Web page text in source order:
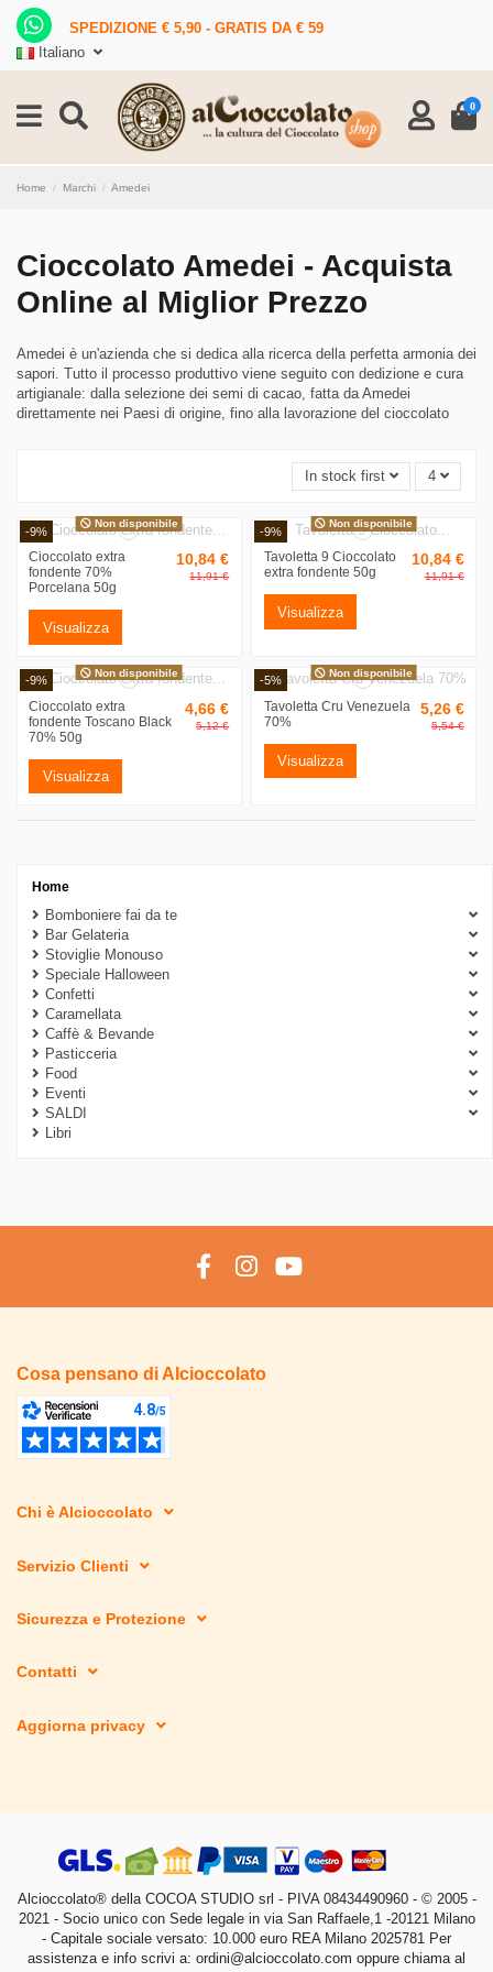
SPEDIZIONE € 5,90 - GRATIS DA € 59
Italiano
0
Home Marchi Amedei
Cioccolato Amedei - Acquista
Online al Miglior Prezzo
Amedei è un'azienda che si dedica alla ricerca della perfetta armonia dei
sapori. Tutto il processo produttivo viene seguito con dedizione e cura
artigianale: dalla selezione dei semi di cacao, fatta da Amedei
direttamente nei Paesi di origine, fino alla lavorazione del cioccolato
In stock first 4
-9%
Non disponibile
Cioccolato extra
fondente 70%
Porcelana 50g
10,84 €
11,91 €
Visualizza
-9%
Non disponibile
Tavoletta 9 Cioccolato
extra fondente 50g
10,84 €
11,91 €
Visualizza
-9%
Non disponibile
Cioccolato extra
fondente Toscano Black
70% 50g
4,66 €
5,12 €
Visualizza
-5%
Non disponibile
Tavoletta Cru Venezuela
70%
5,26 €
5,54 €
Visualizza
Categorie
Food
4
Prezzo
€ €
Home
Bomboniere fai da te
Bar Gelateria
Stoviglie Monouso
Speciale Halloween
Confetti
Caramellata
Caffè & Bevande
Pasticceria
Food
Eventi
SALDI
Libri
Cosa pensano di Alcioccolato
Chi è Alcioccolato
Servizio Clienti
Sicurezza e Protezione
Contatti
Aggiorna privacy
Alcioccolato® della COCOA STUDIO srl - PIVA 08434490960 - © 2005 -
2021 - Socio unico con Sede legale in via San Raffaele,1 -20121 Milano
- Capitale sociale versato: 10.000 euro REA Milano 2025781 Per
assistenza e info scrivi a: ordini@alcioccolato.com oppure chiama al